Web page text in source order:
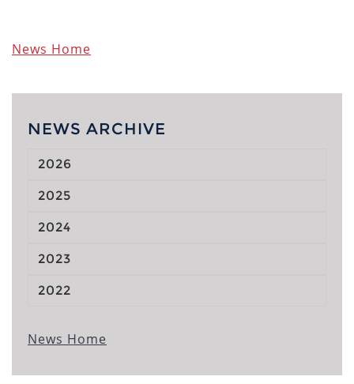
News Home
NEWS ARCHIVE
2026
2025
2024
2023
2022
News Home